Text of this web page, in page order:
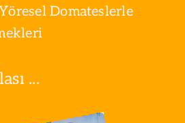
Domateslerle
...